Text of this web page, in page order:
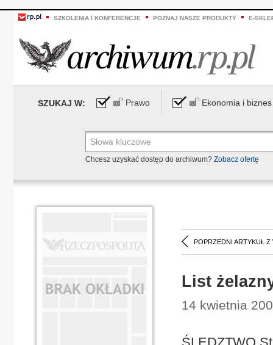
SZKOLENIA I KONFERENCJE POZNAJ NASZE PRODUKTY E-
SZUKAJ W: Prawo Ekonomia i biznes
Chcesz uzyskać dostęp do archiwum? Zobacz ofertę
POPRZEDNI ARTYKUŁ Z
List
14 kwietnia